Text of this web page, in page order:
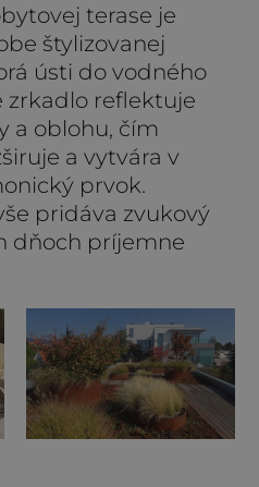
terase je
štylizovanej
ústi do vodného
zrkadlo reflektuje
a oblohu, čím
a vytvára v
prvok.
pridáva zvukový
dňoch príjemne